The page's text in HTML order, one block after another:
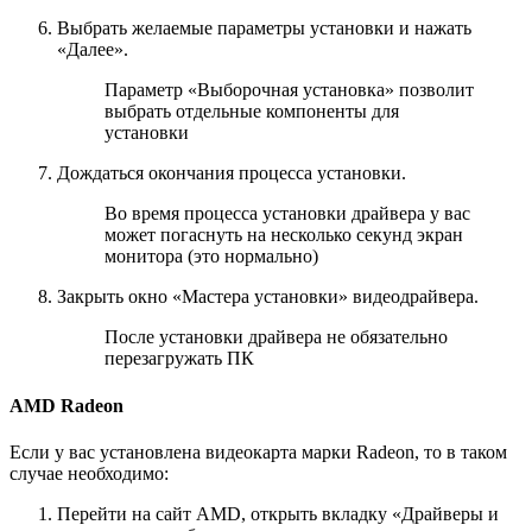
Выбрать желаемые параметры установки и нажать
«Далее».
Параметр «Выборочная установка» позволит
выбрать отдельные компоненты для
установки
Дождаться окончания процесса установки.
Во время процесса установки драйвера у вас
может погаснуть на несколько секунд экран
монитора (это нормально)
Закрыть окно «Мастера установки» видеодрайвера.
После установки драйвера не обязательно
перезагружать ПК
AMD Radeon
Если у вас установлена видеокарта марки Radeon, то в таком
случае необходимо:
Перейти на сайт AMD, открыть вкладку «Драйверы и